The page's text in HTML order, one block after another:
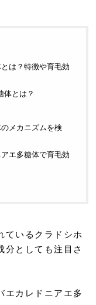
は？特徴や育毛効
体とは？
メカニズムを検
エ多糖体で育毛効
ているクラドシホ
分としても注目さ
エカレドニアエ多